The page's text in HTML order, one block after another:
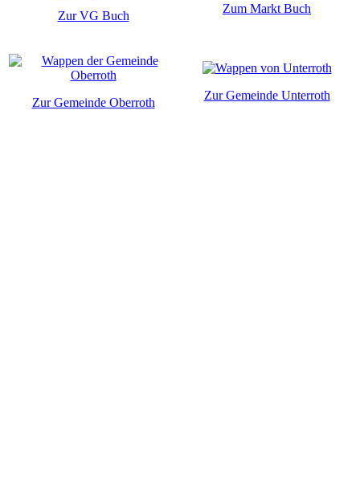
Zur VG Buch
Zum Markt Buch
Zur Gemeinde Oberroth
Zur Gemeinde Unterroth